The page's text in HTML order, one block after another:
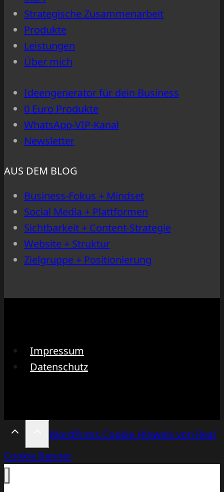
–
deine
Plattform(en)
richtig
Strategische Zusammenarbeit
Produkte
Leistungen
Über mich
Ideengenerator für dein Business
0 Euro Produkte
WhatsApp-VIP-Kanal
Newsletter
AUS DEM BLOG
Business-Fokus + Mindset
Social Media + Plattformen
Sichtbarkeit + Content-Strategie
Website + Struktur
Zielgruppe + Positionierung
Impressum
Datenschutz
WordPress Cookie Hinweis von Real
Cookie Banner